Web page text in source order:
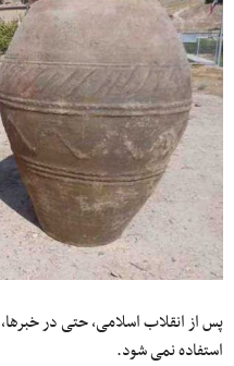
پس از انقلاب اسلامی، حتی در
استفاده نمی شود.